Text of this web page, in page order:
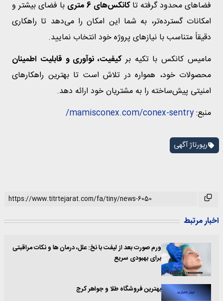
فضاهای محدود گرفته تاکانکس‌های 6 متری
با فضای بیشتر و
امکانات گسترده‌تر، به شما این امکان را می‌دهد تا راهکاری
دقیقاً متناسب با نیازهای پروژه خود انتخاب نمایید.
مامیس کانکس با تکیه برکیفیت، نوآوری و قابلیت اطمینان
محصولات خود، همواره در تلاش است تا بهترین راهکارهای
امنیتی پیش‌ساخته را به مشتریان خود ارائه دهد.
منبع:mamisconex.com/conex-sentry/
رپورتاژ آگهی
اخبار مرتبط
ورم صورت بعد از لیفت با نخ: علل، درمان ها و نکات مراقبتی
برای بهبودی سریع
بهترین فروشگاه طلا و جواهر کرج